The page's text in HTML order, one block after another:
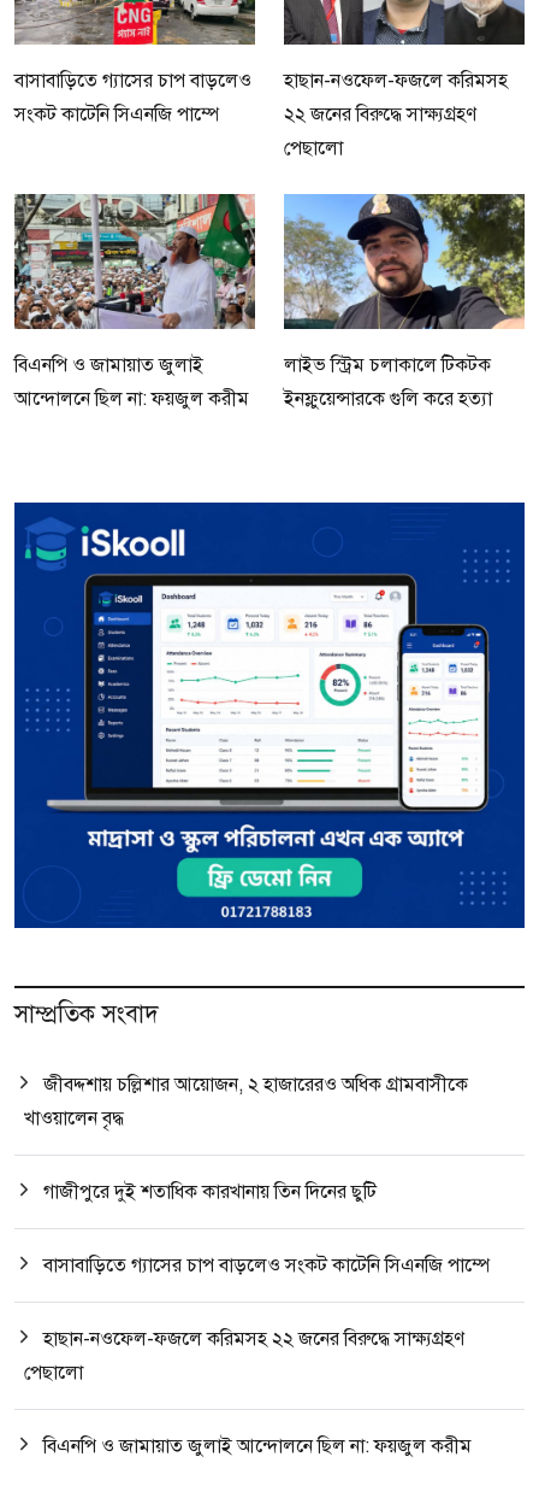
বাসাবাড়িতে গ্যাসের চাপ বাড়লেও
সংকট কাটেনি সিএনজি পাম্পে
হাছান-নওফেল-ফজলে করিমসহ
২২ জনের বিরুদ্ধে সাক্ষ্যগ্রহণ
পেছালো
বিএনপি ও জামায়াত জুলাই
আন্দোলনে ছিল না: ফয়জুল করীম
লাইভ স্ট্রিম চলাকালে টিকটক
ইনফ্লুয়েন্সারকে গুলি করে হত্যা
সাম্প্রতিক সংবাদ
জীবদ্দশায় চল্লিশার আয়োজন, ২ হাজারেরও অধিক গ্রামবাসীকে
খাওয়ালেন বৃদ্ধ
গাজীপুরে দুই শতাধিক কারখানায় তিন দিনের ছুটি
বাসাবাড়িতে গ্যাসের চাপ বাড়লেও সংকট কাটেনি সিএনজি পাম্পে
হাছান-নওফেল-ফজলে করিমসহ ২২ জনের বিরুদ্ধে সাক্ষ্যগ্রহণ
পেছালো
বিএনপি ও জামায়াত জুলাই আন্দোলনে ছিল না: ফয়জুল করীম